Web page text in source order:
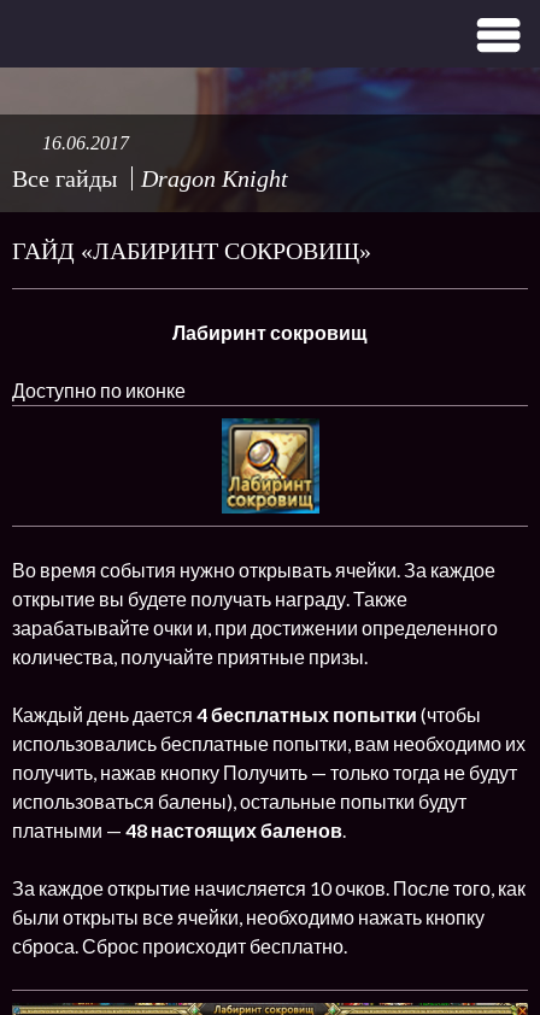
Все гайды Dragon Knight
16.06.2017
ГАЙД «ЛАБИРИНТ СОКРОВИЩ»
Лабиринт сокровищ
Доступно по иконке
Во время события нужно открывать ячейки. За каждое
открытие вы будете получать награду. Также
зарабатывайте очки и, при достижении определенного
количества, получайте приятные призы.
Каждый день дается 4 бесплатных попытки (чтобы
использовались бесплатные попытки, вам необходимо их
получить, нажав кнопку Получить — только тогда не будут
использоваться балены), остальные попытки будут
платными — 48 настоящих баленов.
За каждое открытие начисляется 10 очков. После того, как
были открыты все ячейки, необходимо нажать кнопку
сброса. Сброс происходит бесплатно.